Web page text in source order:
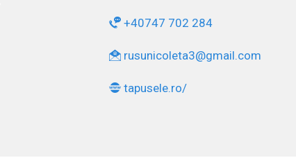
+40747 702 284
rusunicoleta3@gmail.com
tapusele.ro/